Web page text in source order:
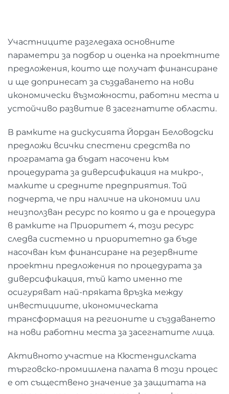
Участниците разгледаха основните
параметри за подбор и оценка на проектните
предложения, които ще получат финансиране
и ще допринесат за създаването на нови
икономически възможности, работни места и
устойчиво развитие в засегнатите области.
В рамките на дискусията Йордан Беловодски
предложи всички спестени средства по
програмата да бъдат насочени към
процедурата за диверсификация на микро-,
малките и средните предприятия. Той
подчерта, че при наличие на икономии или
неизползван ресурс по която и да е процедура
в рамките на Приоритет 4, този ресурс
следва системно и приоритетно да бъде
насочван към финансиране на резервните
проектни предложения по процедурата за
диверсификация, тъй като именно те
осигуряват най-пряката връзка между
инвестициите, икономическата
трансформация на регионите и създаването
на нови работни места за засегнатите лица.
Активното участие на Кюстендилската
търговско-промишлена палата в този процес
е от съществено значение за защитата на